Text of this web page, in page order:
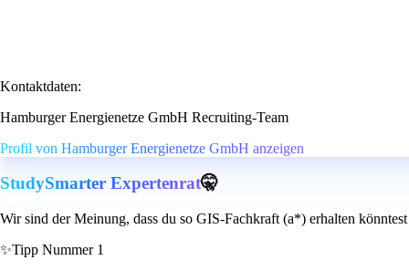
Kontaktdaten:
Hamburger Energienetze GmbH Recruiting-Team
Profil von Hamburger Energienetze GmbH anzeigen
StudySmarter Expertenrat🤫
Wir sind der Meinung, dass du so GIS-Fachkraft (a*) erhalten könntest
✨Tipp Nummer 1